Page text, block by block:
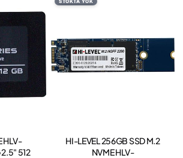
HLV-
512
STOKTA YOK
HI-LEVEL 256GB SSD M.2
NVME HLV-